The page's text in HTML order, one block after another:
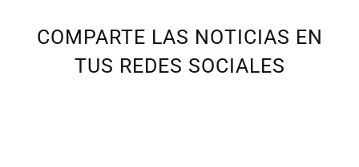
COMPARTE LAS NOTICIAS EN
TUS REDES SOCIALES